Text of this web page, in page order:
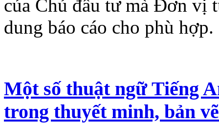
của Chủ đầu tư mà Đơn vị
dung báo cáo cho phù hợp.
Một số thuật ngữ Tiếng
trong thuyết minh, bản